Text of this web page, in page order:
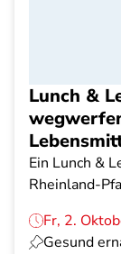
Lunch &
Ein Lunch &
Rheinland-
Fr, 2.
Gesund